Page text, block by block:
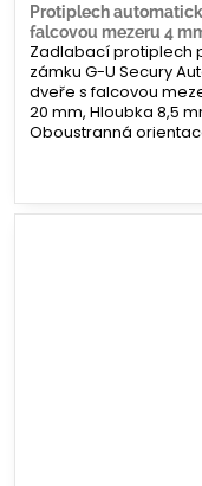
Protiplech
falcovou mezeru 4
Zadlabací protiplech
zámku G-U Secury
dveře s falcovou
20 mm, Hloubka 8,5
Oboustranná